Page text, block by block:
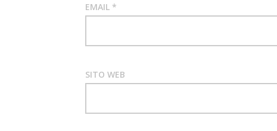
EMAIL *
SITO WEB